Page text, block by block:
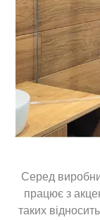
Серед
працює з
таких